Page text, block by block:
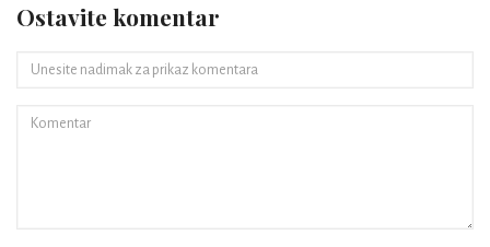
Ostavite komentar